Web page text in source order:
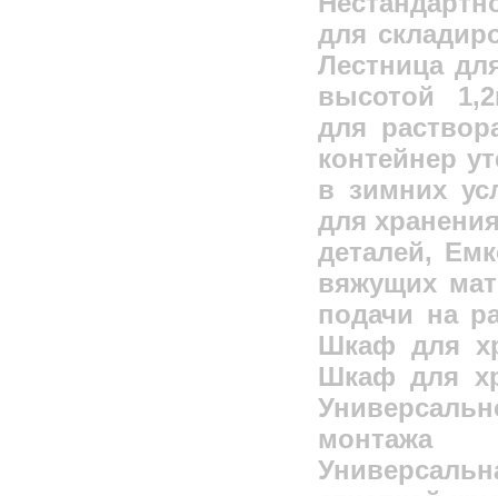
для
Лестница
высотой
для
контейнер
в зимних
для
деталей,
вяжущих
подачи на
Шкаф для
Шкаф для
монтажа